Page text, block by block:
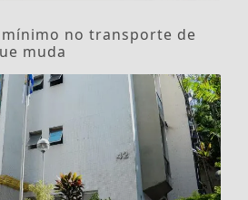
no transporte de
muda